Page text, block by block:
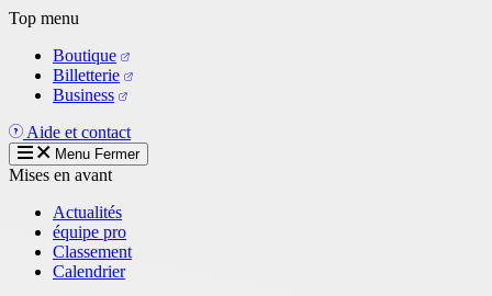
Aller
contenu
principal
Top menu
Boutique
Billetterie
Business
Aide et contact
Menu Fermer
Mises en avant
Actualités
équipe pro
Classement
Calendrier